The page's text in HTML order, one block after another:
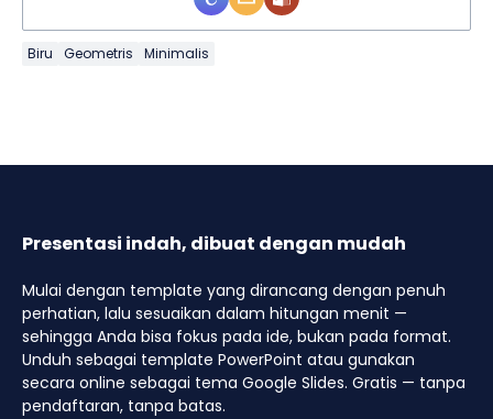
Biru Geometris Minimalis
Presentasi indah, dibuat dengan mudah
Mulai dengan template yang dirancang dengan penuh
perhatian, lalu sesuaikan dalam hitungan menit —
sehingga Anda bisa fokus pada ide, bukan pada format.
Unduh sebagai template PowerPoint atau gunakan
secara online sebagai tema Google Slides. Gratis — tanpa
pendaftaran, tanpa batas.